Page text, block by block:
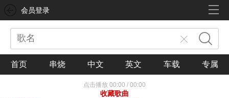
会员登录
首页 串烧 中文 英文 车载 专属
点击播放 00:00 / 00:00
收藏歌曲